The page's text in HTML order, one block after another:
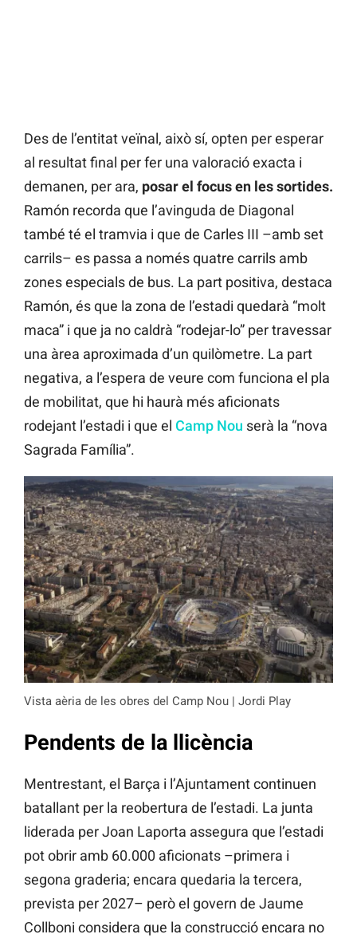
Des de l’entitat veïnal, això sí, opten per esperar
al resultat final per fer una valoració exacta i
demanen, per ara, posar el focus en les sortides.
Ramón recorda que l’avinguda de Diagonal
també té el tramvia i que de Carles III –amb set
carrils– es passa a només quatre carrils amb
zones especials de bus. La part positiva, destaca
Ramón, és que la zona de l’estadi quedarà “molt
maca” i que ja no caldrà “rodejar-lo” per travessar
una àrea aproximada d’un quilòmetre. La part
negativa, a l’espera de veure com funciona el pla
de mobilitat, que hi haurà més aficionats
rodejant l’estadi i que el Camp Nou serà la “nova
Sagrada Família”.
Vista aèria de les obres del Camp Nou | Jordi Play
Pendents de la llicència
Mentrestant, el Barça i l’Ajuntament continuen
batallant per la reobertura de l’estadi. La junta
liderada per Joan Laporta assegura que l’estadi
pot obrir amb 60.000 aficionats –primera i
segona graderia; encara quedaria la tercera,
prevista per 2027– però el govern de Jaume
Collboni considera que la construcció encara no